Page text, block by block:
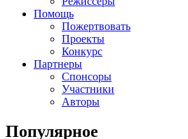
Помощь
Пожертвовать
Проекты
Конкурс
Партнеры
Спонсоры
Участники
Авторы
Популярное